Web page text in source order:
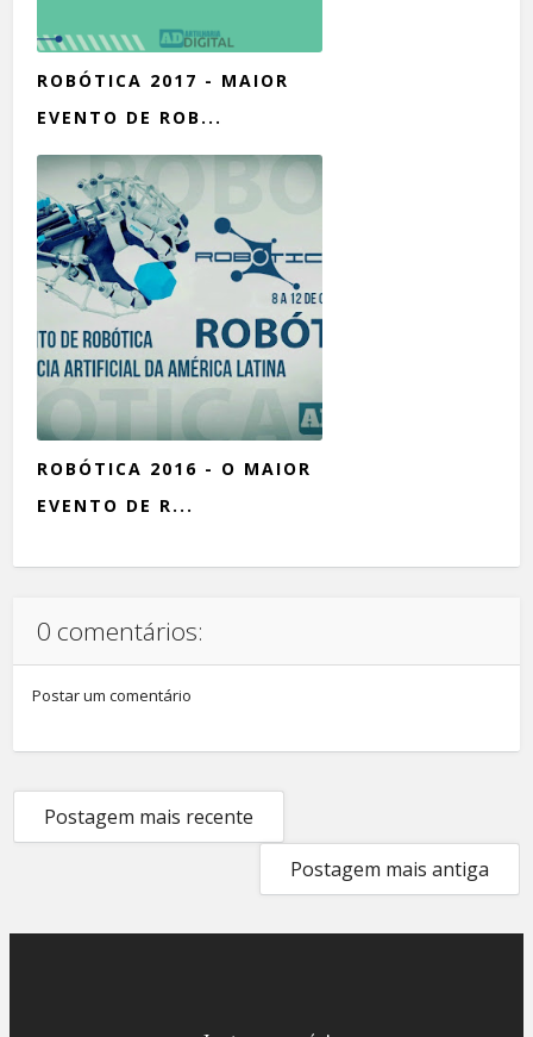
ROBÓTICA 2017 - MAIOR
EVENTO DE ROB...
ROBÓTICA 2016 - O MAIOR
EVENTO DE R...
0 comentários:
Postar um comentário
Postagem mais recente
Postagem mais antiga